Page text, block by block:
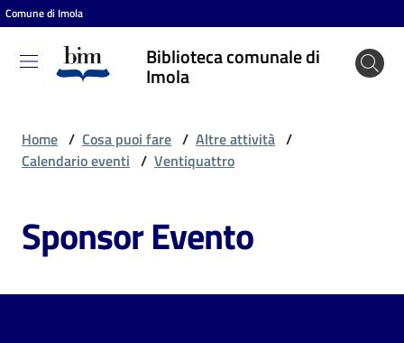
Vai al contenuto
Vai alla navigazione
Vai al footer
Comune di Imola
Biblioteca comunale di
Imola
Biblioteca
comunale
puoi
Home / Cosa puoi fare / Altre attività /
Calendario eventi / Ventiquattro
Sponsor Evento